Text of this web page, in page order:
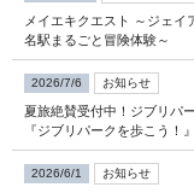
インフォメーション
館内施設
アクセス
よくあるご質問
お問合せ
メイエキクエスト ～ジェイ
名駅まるごと冒険体験～
2026/7/6 お知らせ
夏旅絶賛受付中！ジブリパ
『ジブリパークを歩こう！
2026/6/1 お知らせ